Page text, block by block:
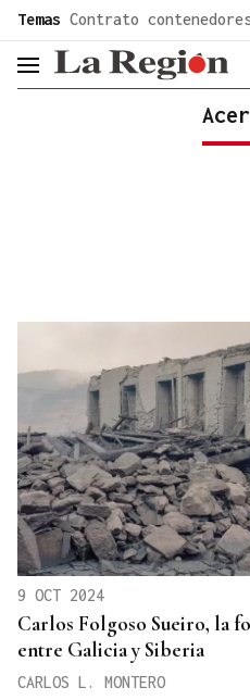
Temas Contrato
header.menu.open
9 OCT 2024
Carlos Folgoso Sueiro, la
entre Galicia y Siberia
CARLOS L. MONTERO